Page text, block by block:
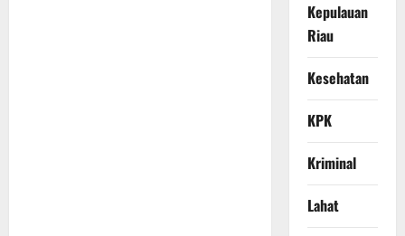
Kepulauan
Riau
Kesehatan
KPK
Kriminal
Lahat